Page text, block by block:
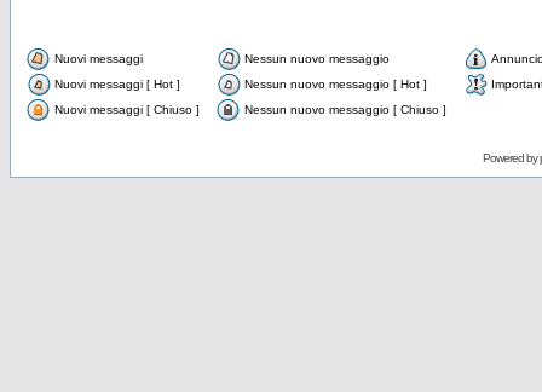
Nuovi messaggi Nessun nuovo messaggio
Nuovi messaggi [ Hot ]
Nessun nuovo messaggio [ Hot ]
Nuovi messaggi [ Chiuso ]
Nessun nuovo messaggio [ Chiuso ]
Powered by